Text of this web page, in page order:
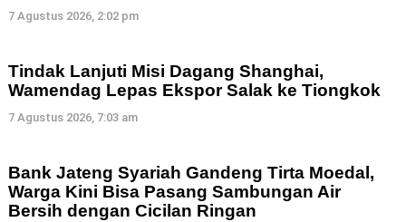
7 Agustus 2026, 2:02 pm
Tindak Lanjuti Misi Dagang Shanghai,
Wamendag Lepas Ekspor Salak ke Tiongkok
7 Agustus 2026, 7:03 am
Bank Jateng Syariah Gandeng Tirta Moedal,
Warga Kini Bisa Pasang Sambungan Air
Bersih dengan Cicilan Ringan